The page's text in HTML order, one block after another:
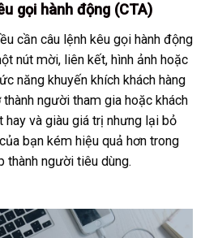
gọi hành động (CTA)
cần câu lệnh kêu gọi hành động
nút mời, liên kết, hình ảnh hoặc
năng khuyến khích khách hàng
người tham gia hoặc khách
hay và giàu giá trị nhưng lại bỏ
bạn kém hiệu quả hơn trong
thành người tiêu dùng.